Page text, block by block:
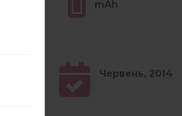
mAh
Червень, 2014